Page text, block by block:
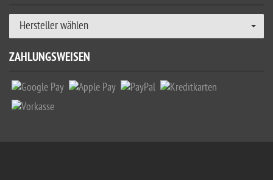
Hersteller wählen
ZAHLUNGSWEISEN